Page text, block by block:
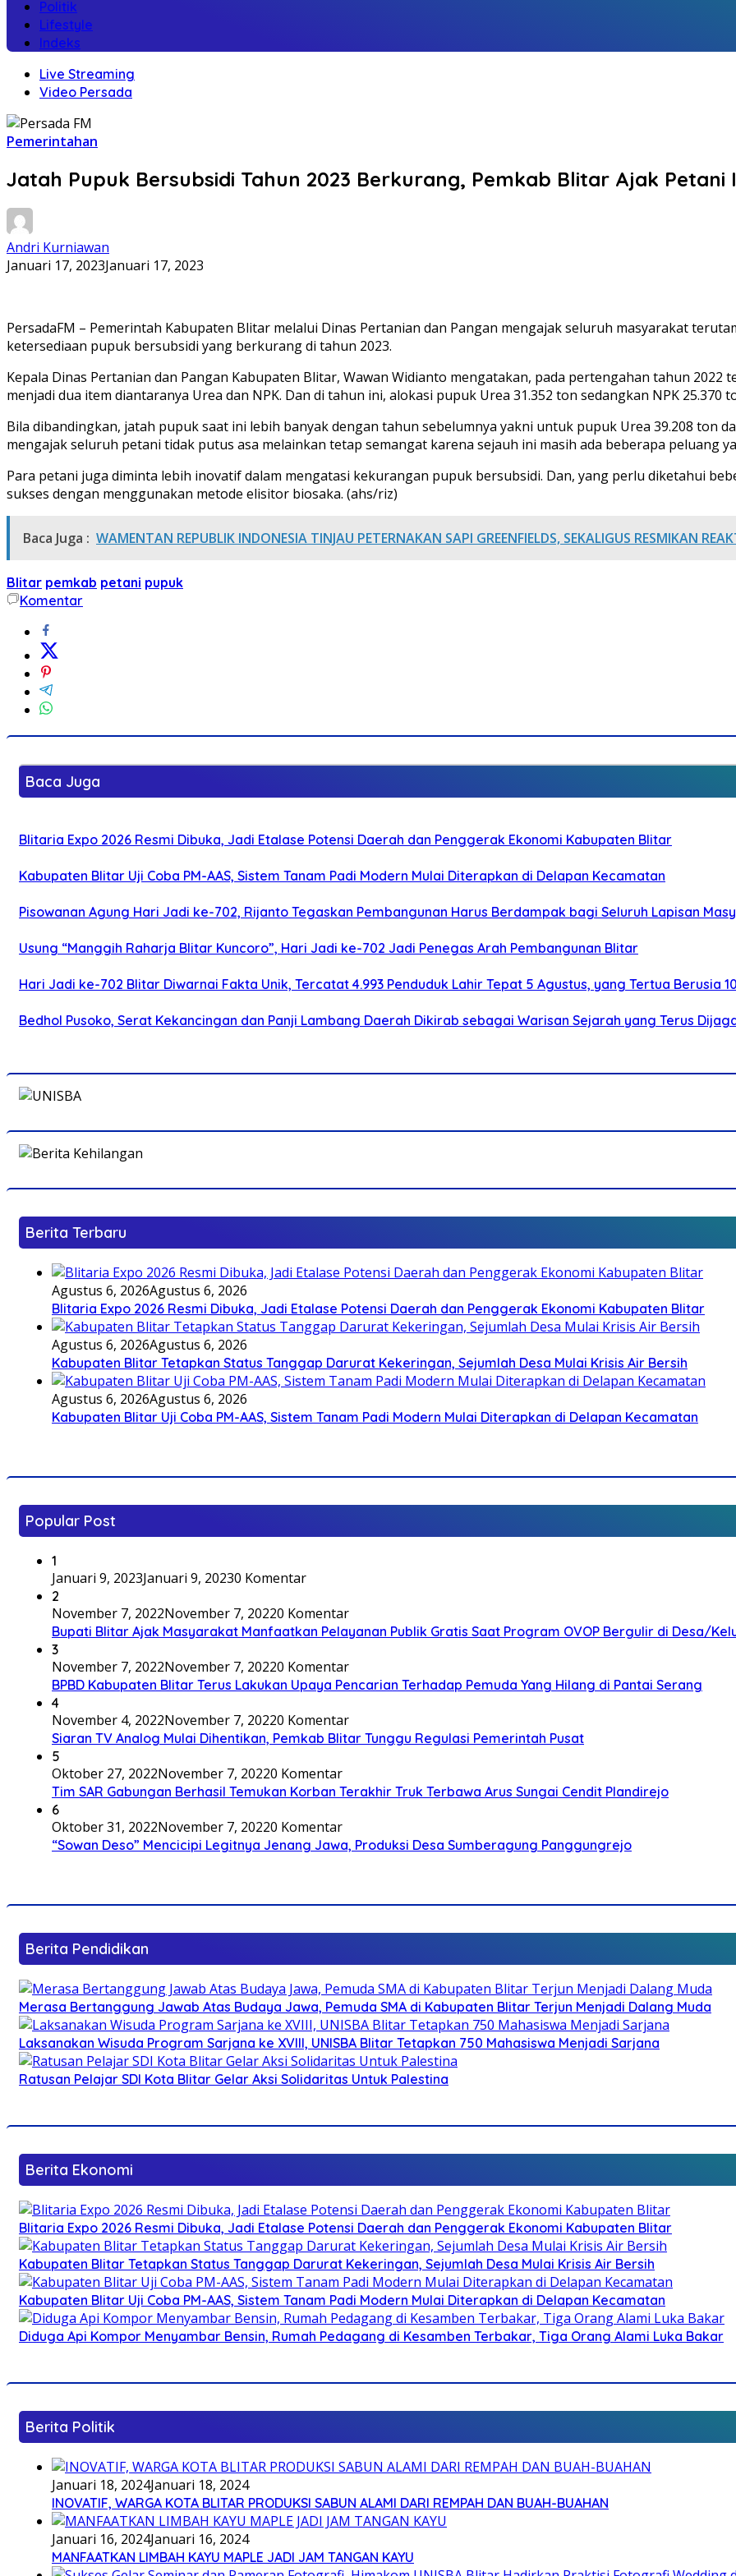
Politik
Lifestyle
Indeks
Live Streaming
Video Persada
Pemerintahan
Jatah Pupuk Bersubsidi Tahun 2023 Berkurang, Pemkab Blitar Ajak
Andri Kurniawan
Januari 17, 2023Januari 17, 2023
PersadaFM – Pemerintah Kabupaten Blitar melalui Dinas Pertanian dan Pangan mengajak seluruh masyarakat
ketersediaan pupuk bersubsidi yang berkurang di tahun 2023.
Kepala Dinas Pertanian dan Pangan Kabupaten Blitar, Wawan Widianto mengatakan, pada pertengahan tahun 2022
menjadi dua item diantaranya Urea dan NPK. Dan di tahun ini, alokasi pupuk Urea 31.352 ton sedangkan NPK 25.370
Bila dibandingkan, jatah pupuk saat ini lebih banyak dengan tahun sebelumnya yakni untuk pupuk Urea 39.208 ton
mengajak seluruh petani tidak putus asa melainkan tetap semangat karena sejauh ini masih ada beberapa peluang
Para petani juga diminta lebih inovatif dalam mengatasi kekurangan pupuk bersubsidi. Dan, yang perlu diketahui
sukses dengan menggunakan metode elisitor biosaka. (ahs/riz)
Baca Juga : WAMENTAN REPUBLIK INDONESIA TINJAU PETERNAKAN SAPI GREENFIELDS, SEKALIGUS RESMIKAN
Blitar pemkab petani pupuk
Komentar
Baca Juga
Blitaria Expo 2026 Resmi Dibuka, Jadi Etalase Potensi Daerah dan Penggerak Ekonomi Kabupaten Blitar
Kabupaten Blitar Uji Coba PM-AAS, Sistem Tanam Padi Modern Mulai Diterapkan di Delapan Kecamatan
Pisowanan Agung Hari Jadi ke-702, Rijanto Tegaskan Pembangunan Harus Berdampak bagi Seluruh Lapisan
Usung “Manggih Raharja Blitar Kuncoro”, Hari Jadi ke-702 Jadi Penegas Arah Pembangunan Blitar
Hari Jadi ke-702 Blitar Diwarnai Fakta Unik, Tercatat 4.993 Penduduk Lahir Tepat 5 Agustus, yang Tertua Berusia
Bedhol Pusoko, Serat Kekancingan dan Panji Lambang Daerah Dikirab sebagai Warisan Sejarah yang Terus
Berita Terbaru
Agustus 6, 2026Agustus 6, 2026
Blitaria Expo 2026 Resmi Dibuka, Jadi Etalase Potensi Daerah dan Penggerak Ekonomi Kabupaten Blitar
Agustus 6, 2026Agustus 6, 2026
Kabupaten Blitar Tetapkan Status Tanggap Darurat Kekeringan, Sejumlah Desa Mulai Krisis Air Bersih
Agustus 6, 2026Agustus 6, 2026
Kabupaten Blitar Uji Coba PM-AAS, Sistem Tanam Padi Modern Mulai Diterapkan di Delapan Kecamatan
Popular Post
1
Januari 9, 2023Januari 9, 20230 Komentar
2
November 7, 2022November 7, 20220 Komentar
Bupati Blitar Ajak Masyarakat Manfaatkan Pelayanan Publik Gratis Saat Program OVOP Bergulir di Desa/
3
November 7, 2022November 7, 20220 Komentar
BPBD Kabupaten Blitar Terus Lakukan Upaya Pencarian Terhadap Pemuda Yang Hilang di Pantai Serang
4
November 4, 2022November 7, 20220 Komentar
Siaran TV Analog Mulai Dihentikan, Pemkab Blitar Tunggu Regulasi Pemerintah Pusat
5
Oktober 27, 2022November 7, 20220 Komentar
Tim SAR Gabungan Berhasil Temukan Korban Terakhir Truk Terbawa Arus Sungai Cendit Plandirejo
6
Oktober 31, 2022November 7, 20220 Komentar
“Sowan Deso” Mencicipi Legitnya Jenang Jawa, Produksi Desa Sumberagung Panggungrejo
Berita Pendidikan
Merasa Bertanggung Jawab Atas Budaya Jawa, Pemuda SMA di Kabupaten Blitar Terjun Menjadi Dalang Muda
Laksanakan Wisuda Program Sarjana ke XVIII, UNISBA Blitar Tetapkan 750 Mahasiswa Menjadi Sarjana
Ratusan Pelajar SDI Kota Blitar Gelar Aksi Solidaritas Untuk Palestina
Berita Ekonomi
Blitaria Expo 2026 Resmi Dibuka, Jadi Etalase Potensi Daerah dan Penggerak Ekonomi Kabupaten Blitar
Kabupaten Blitar Tetapkan Status Tanggap Darurat Kekeringan, Sejumlah Desa Mulai Krisis Air Bersih
Kabupaten Blitar Uji Coba PM-AAS, Sistem Tanam Padi Modern Mulai Diterapkan di Delapan Kecamatan
Diduga Api Kompor Menyambar Bensin, Rumah Pedagang di Kesamben Terbakar, Tiga Orang Alami Luka Bakar
Berita Politik
Januari 18, 2024Januari 18, 2024
INOVATIF, WARGA KOTA BLITAR PRODUKSI SABUN ALAMI DARI REMPAH DAN BUAH-BUAHAN
Januari 16, 2024Januari 16, 2024
MANFAATKAN LIMBAH KAYU MAPLE JADI JAM TANGAN KAYU